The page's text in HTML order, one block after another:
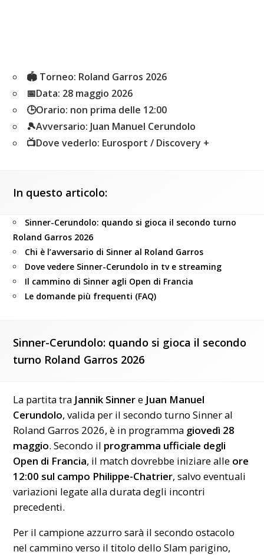
🏟 Torneo: Roland Garros 2026
📅Data: 28 maggio 2026
🕒Orario: non prima delle 12:00
🎾Avversario: Juan Manuel Cerundolo
📺Dove vederlo: Eurosport / Discovery +
In questo articolo:
Sinner-Cerundolo: quando si gioca il secondo turno
Roland Garros 2026
Chi è l’avversario di Sinner al Roland Garros
Dove vedere Sinner-Cerundolo in tv e streaming
Il cammino di Sinner agli Open di Francia
Le domande più frequenti (FAQ)
Sinner-Cerundolo: quando si gioca il secondo
turno Roland Garros 2026
La partita tra Jannik Sinnere Juan Manuel
Cerundolo, valida per il secondo turno Sinner al
Roland Garros 2026, è in programma giovedì 28
maggio. Secondo il programma ufficiale degli
Open di Francia, il match dovrebbe iniziare alle ore
12:00 sul campo Philippe-Chatrier, salvo eventuali
variazioni legate alla durata degli incontri
precedenti.
Per il campione azzurro sarà il secondo ostacolo
nel cammino verso il titolo dello Slam parigino,